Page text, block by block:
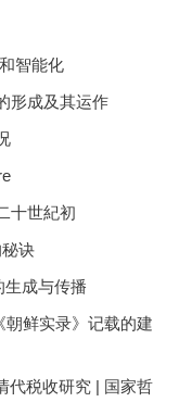
智能化
形成及其运作
十世紀初
诀
成与传播
鲜实录》记载的建
代税收研究 | 国家哲